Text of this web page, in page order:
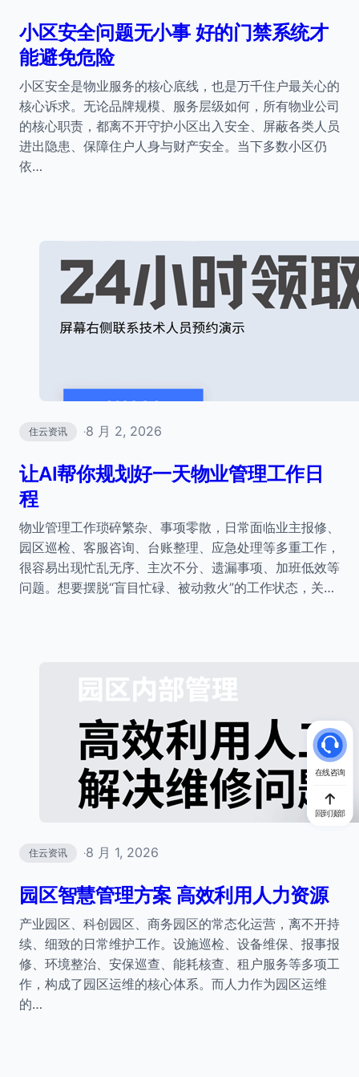
小区安全问题无小事 好的门禁系统才
能避免危险
小区安全是物业服务的核心底线，也是万千住户最关心的
核心诉求。无论品牌规模、服务层级如何，所有物业公司
的核心职责，都离不开守护小区出入安全、屏蔽各类人员
进出隐患、保障住户人身与财产安全。当下多数小区仍
依…
住云资讯 ·8 月 2, 2026
让AI帮你规划好一天物业管理工作日
程
物业管理工作琐碎繁杂、事项零散，日常面临业主报修、
园区巡检、客服咨询、台账整理、应急处理等多重工作，
很容易出现忙乱无序、主次不分、遗漏事项、加班低效等
问题。想要摆脱“盲目忙碌、被动救火”的工作状态，关…
住云资讯 ·8 月 1, 2026
园区智慧管理方案 高效利用人力资源
产业园区、科创园区、商务园区的常态化运营，离不开持
续、细致的日常维护工作。设施巡检、设备维保、报事报
修、环境整治、安保巡查、能耗核查、租户服务等多项工
作，构成了园区运维的核心体系。而人力作为园区运维
的…
在线咨询
回到顶部